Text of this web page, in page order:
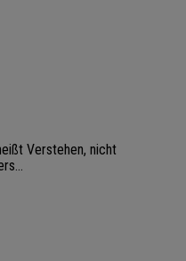
Verstehen, nicht